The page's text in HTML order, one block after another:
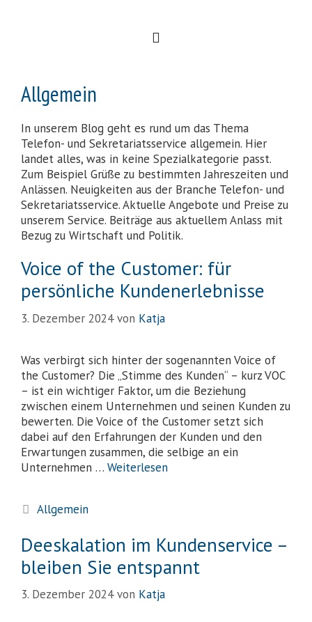
Allgemein
In unserem Blog geht es rund um das Thema
Telefon- und Sekretariatsservice allgemein. Hier
landet alles, was in keine Spezialkategorie passt.
Zum Beispiel Grüße zu bestimmten Jahreszeiten und
Anlässen. Neuigkeiten aus der Branche Telefon- und
Sekretariatsservice. Aktuelle Angebote und Preise zu
unserem Service. Beiträge aus aktuellem Anlass mit
Bezug zu Wirtschaft und Politik.
Voice of the Customer: für
persönliche Kundenerlebnisse
3. Dezember 2024 von Katja
Was verbirgt sich hinter der sogenannten Voice of
the Customer? Die „Stimme des Kunden“ – kurz VOC
– ist ein wichtiger Faktor, um die Beziehung
zwischen einem Unternehmen und seinen Kunden zu
bewerten. Die Voice of the Customer setzt sich
dabei auf den Erfahrungen der Kunden und den
Erwartungen zusammen, die selbige an ein
Unternehmen … Weiterlesen
Allgemein
Deeskalation im Kundenservice –
bleiben Sie entspannt
3. Dezember 2024 von Katja